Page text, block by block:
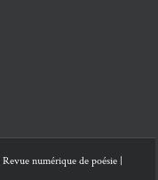
numérique de poésie |